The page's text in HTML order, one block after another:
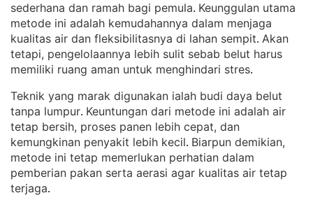
sederhana dan ramah bagi pemula. Keunggulan utama
metode ini adalah kemudahannya dalam menjaga
kualitas air dan fleksibilitasnya di lahan sempit. Akan
tetapi, pengelolaannya lebih sulit sebab belut harus
memiliki ruang aman untuk menghindari stres.
Teknik yang marak digunakan ialah budi daya belut
tanpa lumpur. Keuntungan dari metode ini adalah air
tetap bersih, proses panen lebih cepat, dan
kemungkinan penyakit lebih kecil. Biarpun demikian,
metode ini tetap memerlukan perhatian dalam
pemberian pakan serta aerasi agar kualitas air tetap
terjaga.